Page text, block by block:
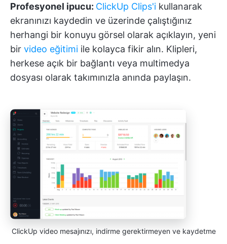
Profesyonel ipucu: ClickUp Clips'i kullanarak
ekranınızı kaydedin ve üzerinde çalıştığınız
herhangi bir konuyu görsel olarak açıklayın, yeni
bir video eğitimi ile kolayca fikir alın. Klipleri,
herkese açık bir bağlantı veya multimedya
dosyası olarak takımınızla anında paylaşın.
ClickUp video mesajınızı, indirme gerektirmeyen ve kaydetme